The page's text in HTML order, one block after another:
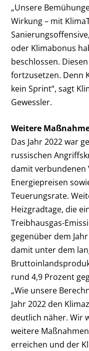
„Unsere
Wirkung – mit
oder Klimabonus
beschlossen.
fortzusetzen. Denn
kein Sprint“, sagt
Gewessler.
Weitere
Das Jahr 2022 war
russischen
damit verbundenen
Energiepreisen
Teuerungsrate.
Heizgradtage, die
Treibhausgas-
gegenüber dem
damit unter dem
rund 4,9 Prozent
„Wie unsere
Jahr 2022 den
deutlich näher. Wir
weitere
erreichen und der